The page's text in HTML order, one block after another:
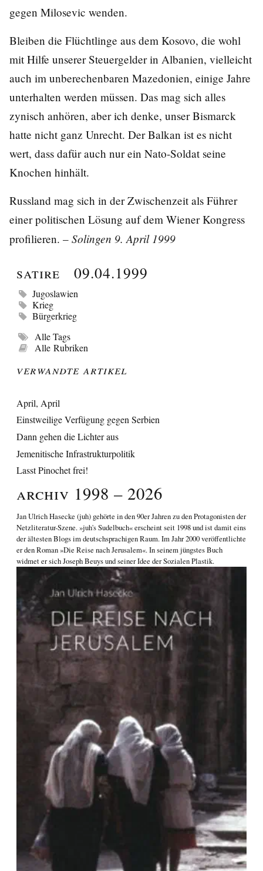
gegen Milosevic wenden.
Bleiben die Flüchtlinge aus dem Kosovo, die wohl
mit Hilfe unserer Steuergelder in Albanien, vielleicht
auch im unberechenbaren Mazedonien, einige Jahre
unterhalten werden müssen. Das mag sich alles
zynisch anhören, aber ich denke, unser Bismarck
hatte nicht ganz Unrecht. Der Balkan ist es nicht
wert, dass dafür auch nur ein Nato-Soldat seine
Knochen hinhält.
Russland mag sich in der Zwischenzeit als Führer
einer politischen Lösung auf dem Wiener Kongress
profilieren. – Solingen 9. April 1999
Satire 09.04.1999
Jugoslawien
Krieg
Bürgerkrieg
Alle Tags
Alle Rubriken
Verwandte Artikel
April, April
Einstweilige Verfügung gegen Serbien
Dann gehen die Lichter aus
Jemenitische Infrastrukturpolitik
Lasst Pinochet frei!
Archiv 1998 – 2026
Jan Ulrich Hasecke (juh) gehörte in den 90er Jahren zu den Protagonisten der
Netzliteratur-Szene. »juh's Sudelbuch« erscheint seit 1998 und ist damit eins
der ältesten Blogs im deutschsprachigen Raum. Im Jahr 2000 veröffentlichte
er den Roman»Die Reise nach Jerusalem«. In seinem jüngstes Buch
widmet er sichJoseph Beuys und seiner Idee der Sozialen Plastik.